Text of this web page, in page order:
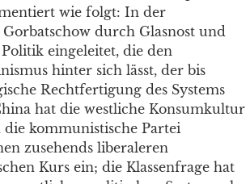
wie folgt: In der
durch Glasnost und
eingeleitet, die den
hinter sich lässt, der bis
Rechtfertigung des Systems
hat die westliche Konsumkultur
die kommunistische Partei
zusehends liberaleren
Kurs ein; die Klassenfrage hat